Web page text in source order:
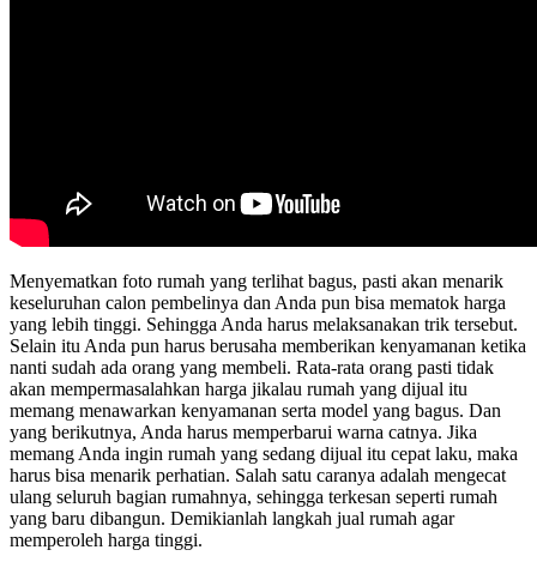
Menyematkan foto rumah yang terlihat bagus, pasti akan menarik
keseluruhan calon pembelinya dan Anda pun bisa mematok harga
yang lebih tinggi. Sehingga Anda harus melaksanakan trik tersebut.
Selain itu Anda pun harus berusaha memberikan kenyamanan ketika
nanti sudah ada orang yang membeli. Rata-rata orang pasti tidak
akan mempermasalahkan harga jikalau rumah yang dijual itu
memang menawarkan kenyamanan serta model yang bagus. Dan
yang berikutnya, Anda harus memperbarui warna catnya. Jika
memang Anda ingin rumah yang sedang dijual itu cepat laku, maka
harus bisa menarik perhatian. Salah satu caranya adalah mengecat
ulang seluruh bagian rumahnya, sehingga terkesan seperti rumah
yang baru dibangun. Demikianlah langkah jual rumah agar
memperoleh harga tinggi.